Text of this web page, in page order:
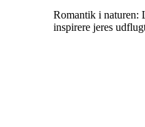
Romantik i naturen:
inspirere jeres